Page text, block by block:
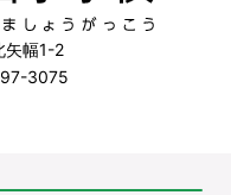
幅1-2
3075